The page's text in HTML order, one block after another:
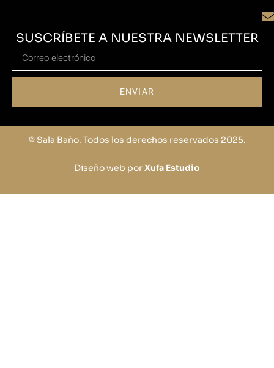
SUSCRÍBETE A NUESTRA NEWSLETTER
ENVIAR
© Sala Baño. Todos los derechos reservados 2025.
Diseño web porXufa Estudio